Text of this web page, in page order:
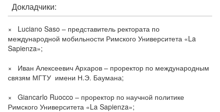
Докладчики:
× Luciano Saso – представитель ректората по
международной мобильности Римского Университета «La
Sapienza»;
× Иван Алексеевич Архаров – проректор по международным
связям МГТУ имени Н.Э. Баумана;
× Giancarlo Ruocco – проректор по научной политике
Римского Университета «La Sapienza»;